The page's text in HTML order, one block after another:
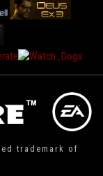
trademark of